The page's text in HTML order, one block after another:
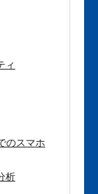
ィ
のスマホ
析